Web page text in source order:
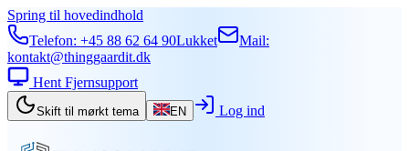
Spring til hovedindhold
Telefon: +45 88 62 64 90Lukket
Mail:
kontakt@thinggaardit.dk
Hent Fjernsupport
Skift til mørkt tema EN Log ind